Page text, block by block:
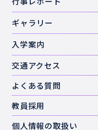
ギャラリー
入学案内
交通アクセス
よくある質問
教員採用
個人情報の取扱い